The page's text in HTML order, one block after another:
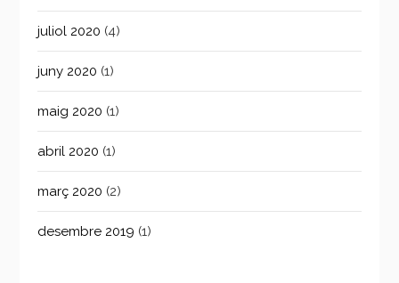
juliol 2020 (4)
juny 2020 (1)
maig 2020 (1)
abril 2020 (1)
març 2020 (2)
desembre 2019 (1)